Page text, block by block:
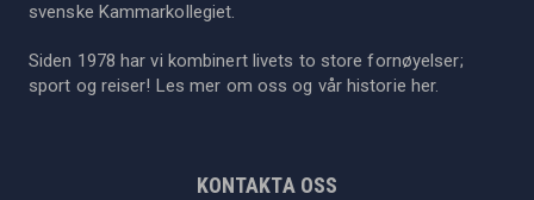
svenske Kammarkollegiet.
Siden 1978 har vi kombinert livets to store fornøyelser;
sport og reiser! Les mer om oss og vår historie her.
KONTAKTA OSS